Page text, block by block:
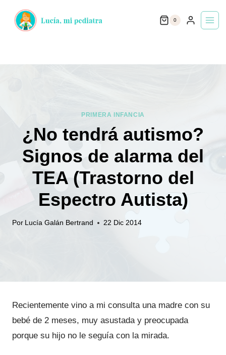
0
PRIMERA INFANCIA
¿No tendrá autismo?
Signos de alarma del
TEA (Trastorno del
Espectro Autista)
Por Lucía Galán Bertrand 22 Dic 2014
Recientemente vino a mi consulta una madre con su
bebé de 2 meses, muy asustada y preocupada
porque su hijo no le seguía con la mirada.